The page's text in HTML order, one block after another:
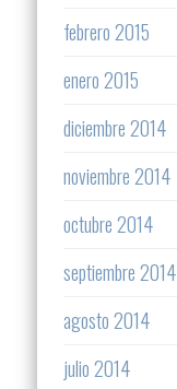
febrero 2015
enero 2015
diciembre 2014
noviembre 2014
octubre 2014
septiembre 2014
agosto 2014
julio 2014